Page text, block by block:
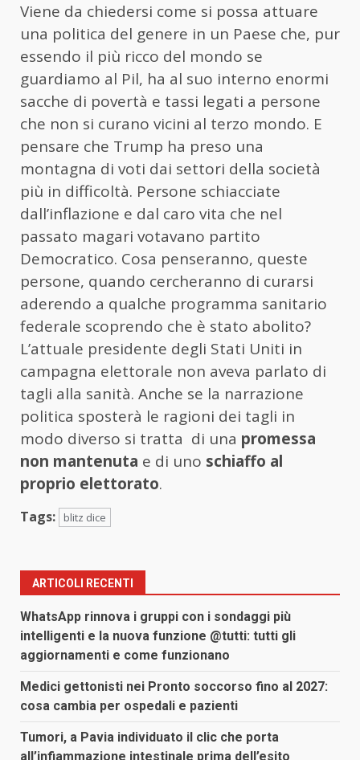
Viene da chiedersi come si possa attuare
una politica del genere in un Paese che, pur
essendo il più ricco del mondo se
guardiamo al Pil, ha al suo interno enormi
sacche di povertà e tassi legati a persone
che non si curano vicini al terzo mondo. E
pensare che Trump ha preso una
montagna di voti dai settori della società
più in difficoltà. Persone schiacciate
dall’inflazione e dal caro vita che nel
passato magari votavano partito
Democratico. Cosa penseranno, queste
persone, quando cercheranno di curarsi
aderendo a qualche programma sanitario
federale scoprendo che è stato abolito?
L’attuale presidente degli Stati Uniti in
campagna elettorale non aveva parlato di
tagli alla sanità. Anche se la narrazione
politica sposterà le ragioni dei tagli in
modo diverso si tratta di una promessa
non mantenuta e di uno schiaffo al
proprio elettorato.
Tags: blitz dice
ARTICOLI RECENTI
WhatsApp rinnova i gruppi con i sondaggi più
intelligenti e la nuova funzione @tutti: tutti gli
aggiornamenti e come funzionano
Medici gettonisti nei Pronto soccorso fino al 2027:
cosa cambia per ospedali e pazienti
Tumori, a Pavia individuato il clic che porta
all’infiammazione intestinale prima dell’esito